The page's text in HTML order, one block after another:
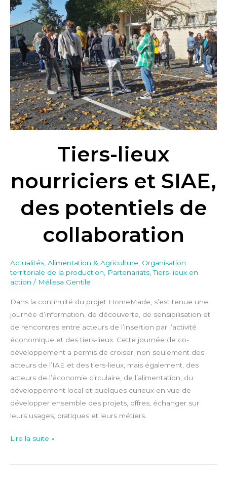
Tiers-lieux
nourriciers et SIAE,
des potentiels de
collaboration
Actualités, Alimentation & Agriculture, Organisation
territoriale de la production, Partenariats,Tiers-lieux en
action / Mélissa Gentile
Dans la continuité du projet HomeMade, s’est tenue une
journée d’information, de découverte, de sensibilisation et
de rencontres entre acteurs de l’insertion par l’activité
économique et des tiers-lieux. Cette journée de co-
développement a permis de croiser, non seulement des
acteurs de l’IAE et des tiers-lieux, mais également, des
acteurs de l’économie circulaire, de l’alimentation, du
développement local et quelques curieux en vue de
développer ensemble des projets, offres, échanger sur
leurs usages, pratiques et leurs métiers.
nourriciers
et
SIAE,
des
potentiels
de
collaboration
Lire la suite »